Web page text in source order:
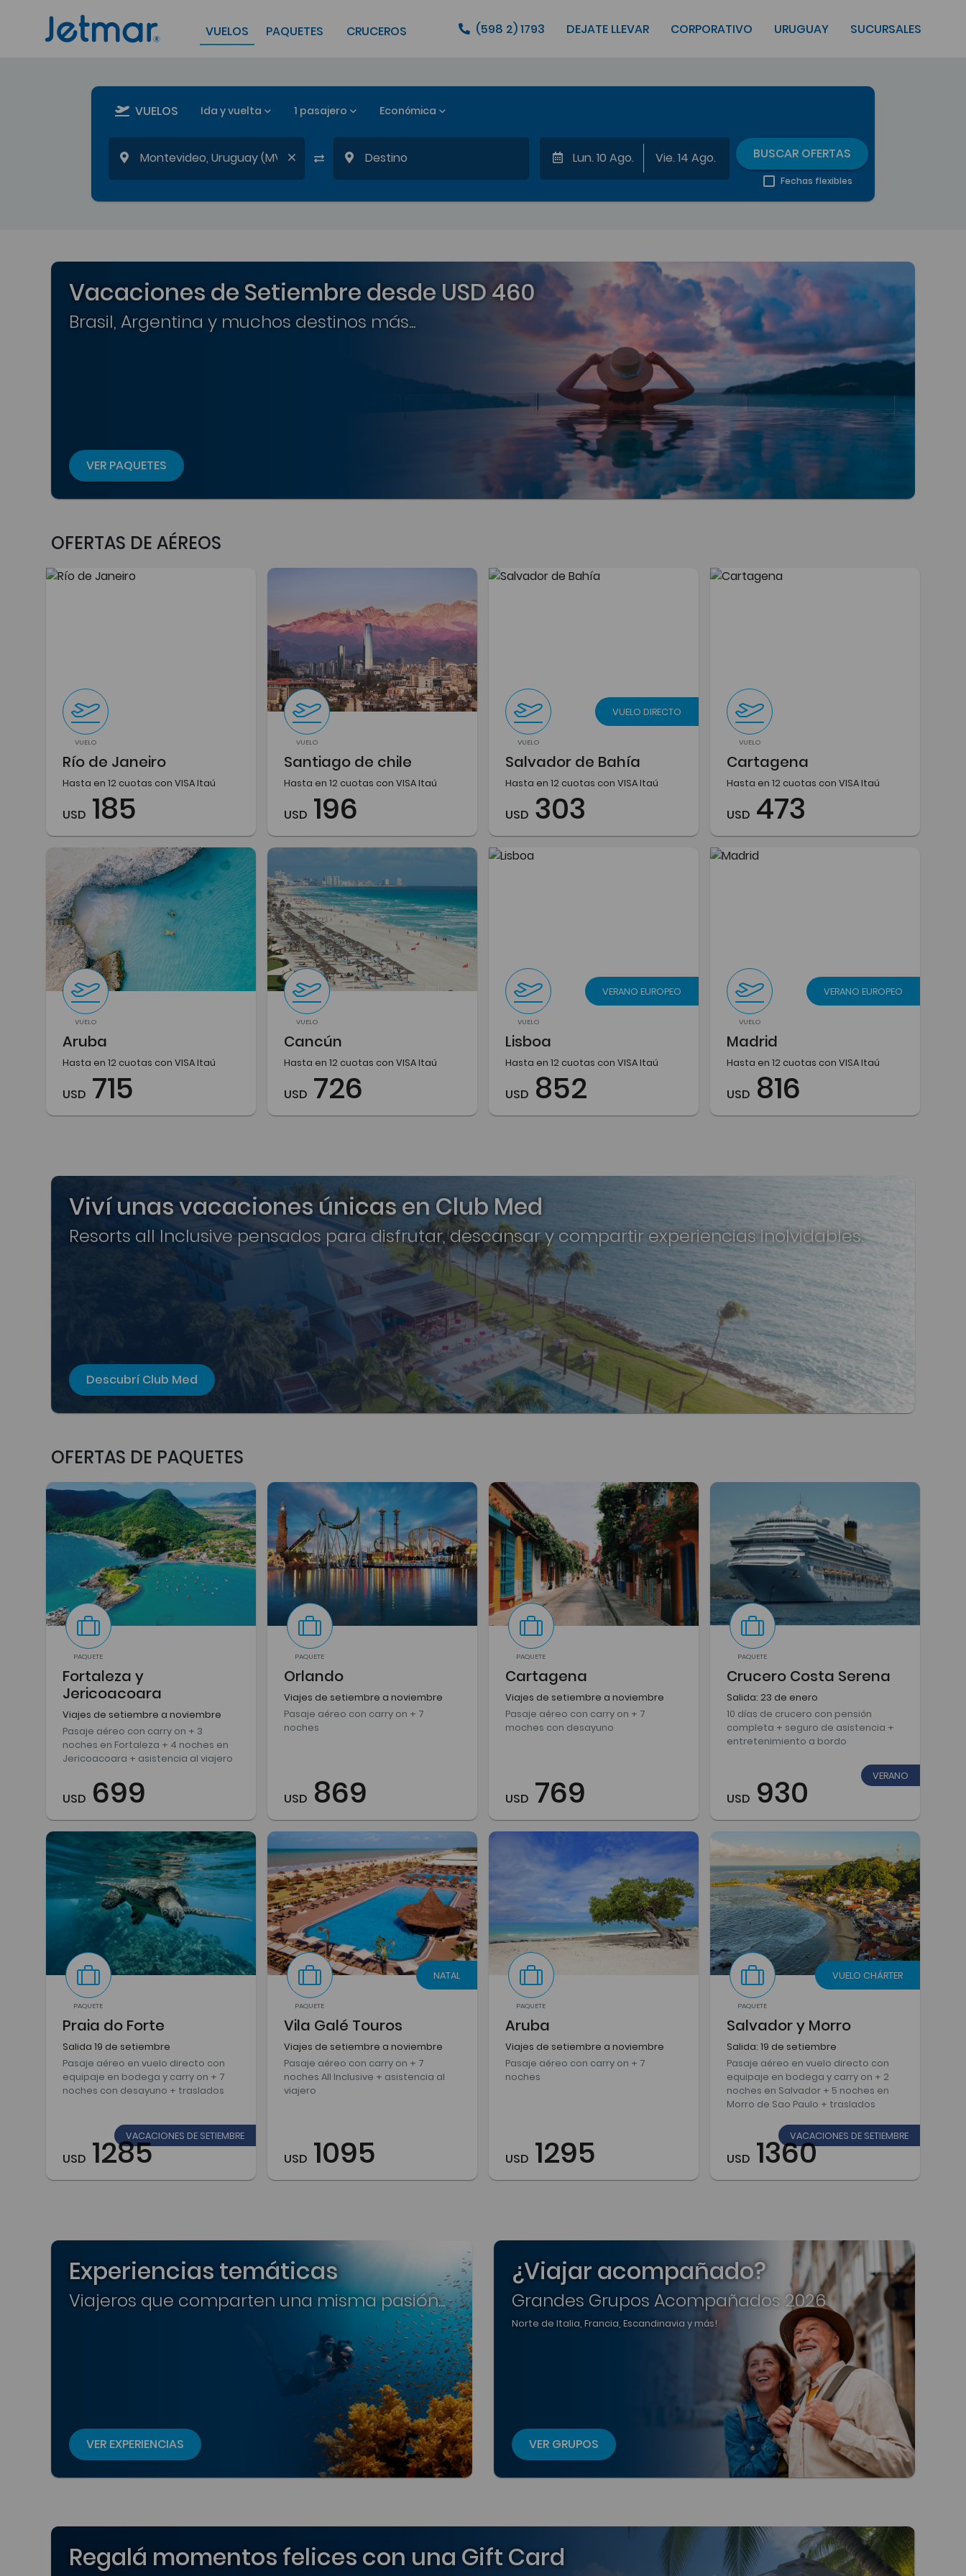
VUELOS PAQUETES CRUCEROS (598 2) 1793 DEJATE LLEVAR CORPORATIVO URUGUAY SUCURSALES
VUELOS Ida y vuelta 1 pasajero Económica
Lun. 10 Ago. Vie. 14 Ago. BUSCAR OFERTAS
Fechas flexibles
Vacaciones de Setiembre desde USD 460
Brasil, Argentina y muchos destinos más...
VER PAQUETES
OFERTAS DE AÉREOS
VUELO
Río de Janeiro
Hasta en 12 cuotas con VISA Itaú
USD 185
VUELO
Santiago de chile
Hasta en 12 cuotas con VISA Itaú
USD 196
VUELO
VUELO DIRECTO
Salvador de Bahía
Hasta en 12 cuotas con VISA Itaú
USD 303
VUELO
Cartagena
Hasta en 12 cuotas con VISA Itaú
USD 473
VUELO
Aruba
Hasta en 12 cuotas con VISA Itaú
USD 715
VUELO
Cancún
Hasta en 12 cuotas con VISA Itaú
USD 726
VUELO
VERANO EUROPEO
Lisboa
Hasta en 12 cuotas con VISA Itaú
USD 852
VUELO
VERANO EUROPEO
Madrid
Hasta en 12 cuotas con VISA Itaú
USD 816
Viví unas vacaciones únicas en Club Med
Resorts all Inclusive pensados para disfrutar, descansar y compartir experiencias inolvidables.
Descubrí Club Med
OFERTAS DE PAQUETES
PAQUETE
Fortaleza y
Jericoacoara
Viajes de setiembre a noviembre
Pasaje aéreo con carry on + 3
noches en Fortaleza + 4 noches en
Jericoacoara + asistencia al viajero
USD 699
PAQUETE
Orlando
Viajes de setiembre a noviembre
Pasaje aéreo con carry on + 7
noches
USD 869
PAQUETE
Cartagena
Viajes de setiembre a noviembre
Pasaje aéreo con carry on + 7
moches con desayuno
USD 769
PAQUETE
Crucero Costa Serena
Salida: 23 de enero
10 días de crucero con pensión
completa + seguro de asistencia +
entretenimiento a bordo
VERANO
USD 930
PAQUETE
Praia do Forte
Salida 19 de setiembre
Pasaje aéreo en vuelo directo con
equipaje en bodega y carry on + 7
noches con desayuno + traslados
VACACIONES DE SETIEMBRE
USD 1285
PAQUETE
NATAL
Vila Galé Touros
Viajes de setiembre a noviembre
Pasaje aéreo con carry on + 7
noches All Inclusive + asistencia al
viajero
USD 1095
PAQUETE
Aruba
Viajes de setiembre a noviembre
Pasaje aéreo con carry on + 7
noches
USD 1295
PAQUETE
VUELO CHÁRTER
Salvador y Morro
Salida: 19 de setiembre
Pasaje aéreo en vuelo directo con
equipaje en bodega y carry on + 2
noches en Salvador + 5 noches en
Morro de Sao Paulo + traslados
VACACIONES DE SETIEMBRE
USD 1360
Experiencias temáticas
Viajeros que comparten una misma pasión...
VER EXPERIENCIAS
¿Viajar acompañado?
Grandes Grupos Acompañados 2026
Norte de Italia, Francia, Escandinavia y más!
VER GRUPOS
Regalá momentos felices con una Gift Card